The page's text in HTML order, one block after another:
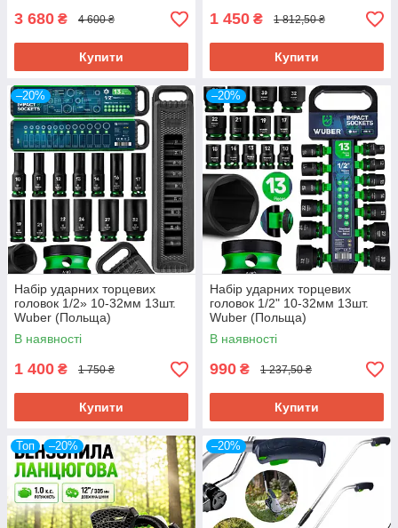
3 680 ₴ 4 600 ₴
Купити
1 450 ₴ 1 812,50 ₴
Купити
–20%
Набір ударних торцевих
головок 1/2» 10-32мм 13шт.
Wuber (Польща)
В наявності
1 400 ₴ 1 750 ₴
Купити
–20%
Набір ударних торцевих
головок 1/2" 10-32мм 13шт.
Wuber (Польща)
В наявності
990 ₴ 1 237,50 ₴
Купити
Топ –20% –20%